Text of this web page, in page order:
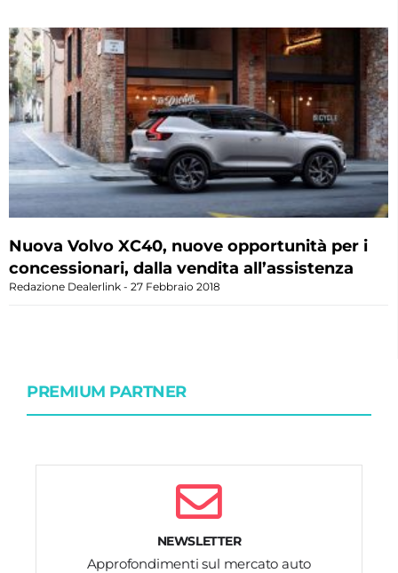
Nuova Volvo XC40, nuove opportunità per i
concessionari, dalla vendita all’assistenza
Redazione Dealerlink 27 Febbraio 2018
PREMIUM PARTNER
NEWSLETTER
Approfondimenti sul mercato auto